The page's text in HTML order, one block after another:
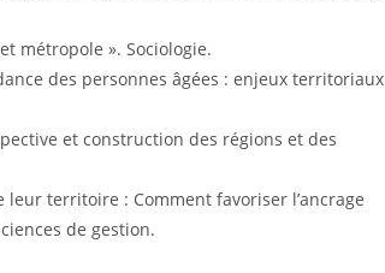
métropole ». Sociologie.
des personnes âgées : enjeux territoriaux
et construction des régions et des
territoire : Comment favoriser l’ancrage
de gestion.